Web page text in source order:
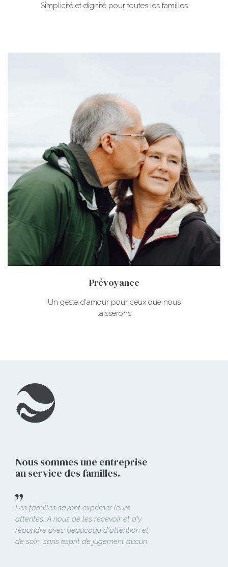
Simplicité et dignité pour toutes les familles
Prévoyance
Un geste d'amour pour ceux que nous
laisserons
Nous sommes une entreprise
au service des familles.
Les familles savent exprimer leurs
attentes. A nous de les recevoir et d'y
répondre avec beaucoup d'attention et
de soin, sans esprit de jugement aucun.